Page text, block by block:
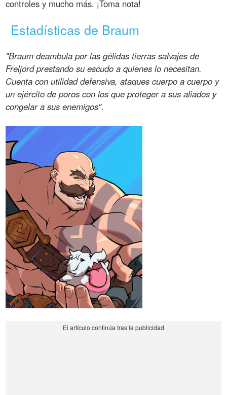
controles y mucho más. ¡Toma nota!
Estadísticas de Braum
"Braum deambula por las gélidas tierras salvajes de
Freljord prestando su escudo a quienes lo necesitan.
Cuenta con utilidad defensiva, ataques cuerpo a cuerpo y
un ejército de poros con los que proteger a sus aliados y
congelar a sus enemigos".